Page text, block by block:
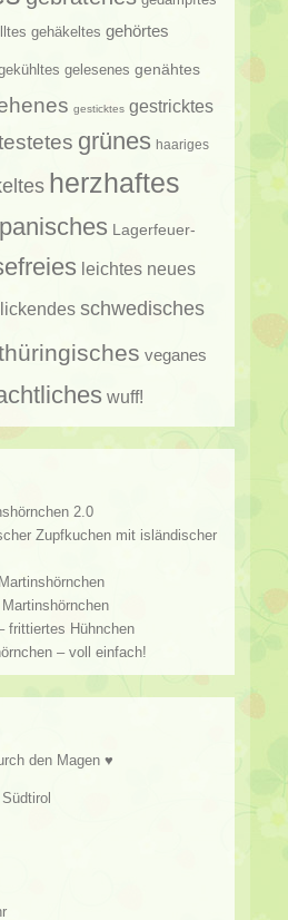
gehäkeltes gehörtes
gelesenes genähtes
gesticktes gestricktes
grünes haariges
herzhaftes
Lagerfeuer-
leichtes neues
schwedisches
veganes
wuff!
2.0
Zupfkuchen mit isländischer
frittiertes Hühnchen
– voll einfach!
den Magen ♥